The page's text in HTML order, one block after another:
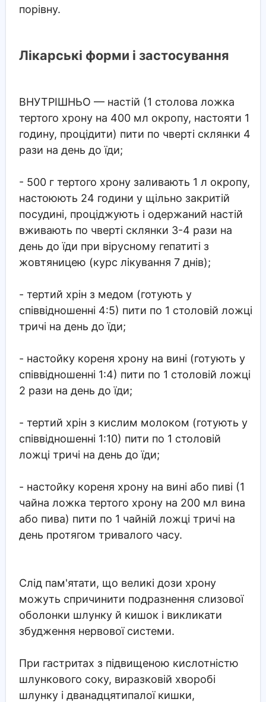
порівну.
Лікарські форми і застосування
ВНУТРІШНЬО — настій (1 столова ложка
тертого хрону на 400 мл окропу, настояти 1
годину, процідити) пити по чверті склянки 4
рази на день до їди;
- 500 г тертого хрону заливають 1 л окропу,
настоюють 24 години у щільно закритій
посудині, проціджують і одержаний настій
вживають по чверті склянки 3-4 рази на
день до їди при вірусному гепатиті з
жовтяницею (курс лікування 7 днів);
- тертий хрін з медом (готують у
співвідношенні 4:5) пити по 1 столовій ложці
тричі на день до їди;
- настойку кореня хрону на вині (готують у
співвідношенні 1:4) пити по 1 столовій ложці
2 рази на день до їди;
- тертий хрін з кислим молоком (готують у
співвідношенні 1:10) пити по 1 столовій
ложці тричі на день до їди;
- настойку кореня хрону на вині або пиві (1
чайна ложка тертого хрону на 200 мл вина
або пива) пити по 1 чайній ложці тричі на
день протягом тривалого часу.
Слід пам'ятати, що великі дози хрону
можуть спричинити подразнення слизової
оболонки шлунку й кишок і викликати
збудження нервової системи.
При гастритах з підвищеною кислотністю
шлункового соку, виразковій хворобі
шлунку і дванадцятипалої кишки,